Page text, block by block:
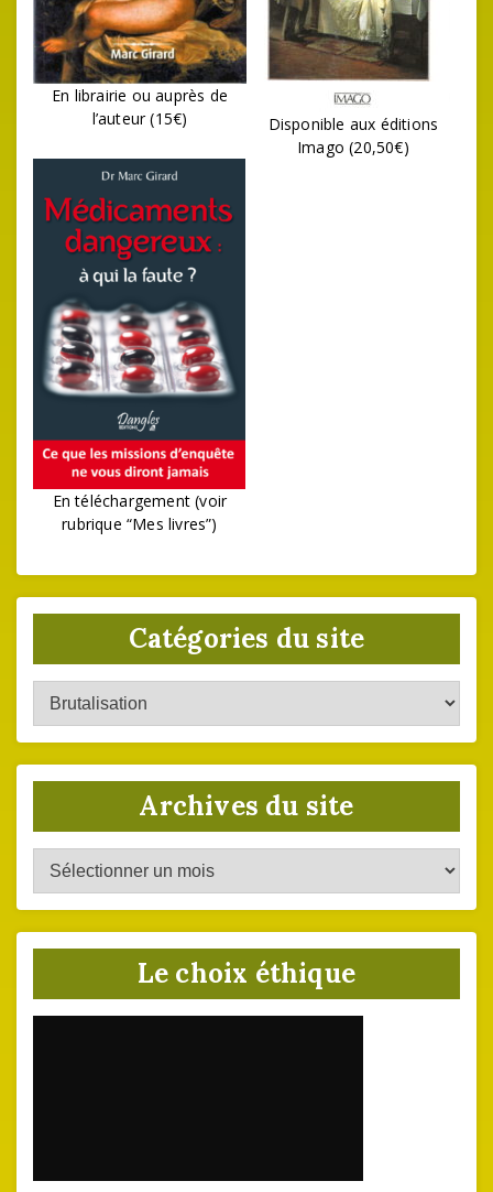
En librairie ou auprès de
l’auteur (15€)
Disponible aux éditions
Imago (20,50€)
En téléchargement (voir
rubrique “Mes livres”)
Catégories du site
Catégories
du
site
Archives du site
Archives
du
site
Le choix éthique